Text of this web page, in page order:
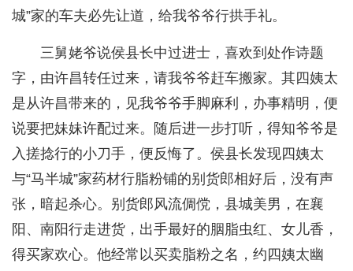
城”家的车夫必先让道，给我爷爷行拱手礼。
三舅姥爷说侯县长中过进士，喜欢到处作诗题
字，由许昌转任过来，请我爷爷赶车搬家。其四姨太
是从许昌带来的，见我爷爷手脚麻利，办事精明，便
说要把妹妹许配过来。随后进一步打听，得知爷爷是
入搓捻行的小刀手，便反悔了。侯县长发现四姨太
与“马半城”家药材行脂粉铺的别货郎相好后，没有声
张，暗起杀心。别货郎风流倜傥，县城美男，在襄
阳、南阳行走进货，出手最好的胭脂虫红、女儿香，
得买家欢心。他经常以买卖脂粉之名，约四姨太幽